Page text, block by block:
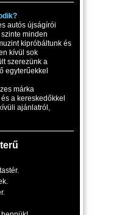
autós újságírói
minden
kipróbáltunk és
kívül sok
szerezünk a
egyterűekkel
márka
a kereskedőkkel
ajánlatról,